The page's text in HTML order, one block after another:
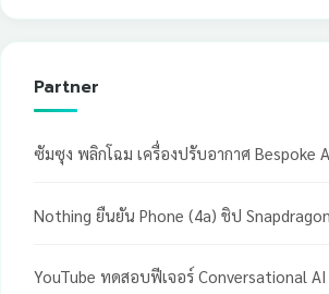
Partner
ซัมซุง พลิกโฉม เครื่องปรับอากาศ Bespoke
Nothing ยืนยัน Phone (4a) ชิป
YouTube ทดสอบฟีเจอร์ Conversational